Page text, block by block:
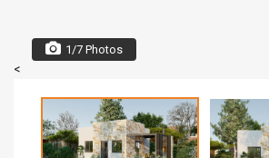
<
1/7 Photos